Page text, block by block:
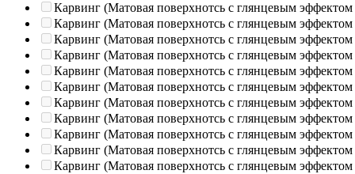
Карвинг (Матовая поверхнотсь с глянцевым эффектом
Карвинг (Матовая поверхнотсь с глянцевым эффектом
Карвинг (Матовая поверхнотсь с глянцевым эффектом
Карвинг (Матовая поверхнотсь с глянцевым эффектом
Карвинг (Матовая поверхнотсь с глянцевым эффектом
Карвинг (Матовая поверхнотсь с глянцевым эффектом
Карвинг (Матовая поверхнотсь с глянцевым эффектом
Карвинг (Матовая поверхнотсь с глянцевым эффектом
Карвинг (Матовая поверхнотсь с глянцевым эффектом
Карвинг (Матовая поверхнотсь с глянцевым эффектом
Карвинг (Матовая поверхнотсь с глянцевым эффектом